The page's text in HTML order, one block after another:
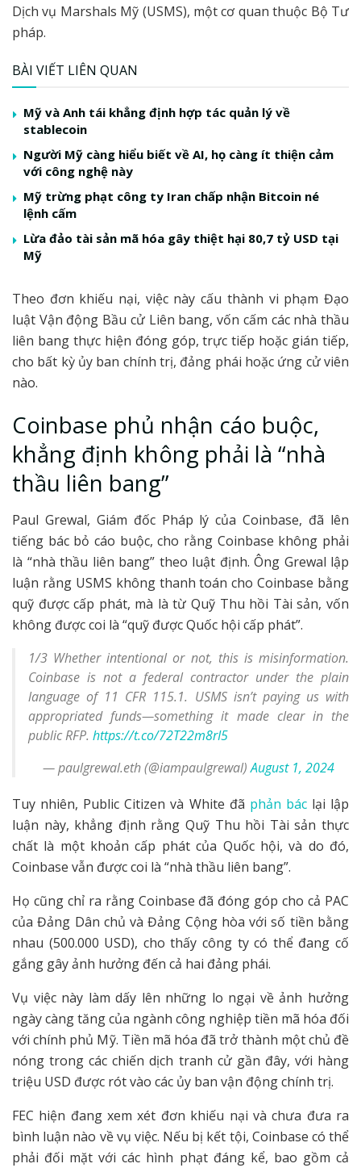
Dịch vụ Marshals Mỹ (USMS), một cơ quan thuộc Bộ Tư
pháp.
BÀI VIẾT LIÊN QUAN
Mỹ và Anh tái khẳng định hợp tác quản lý về
stablecoin
Người Mỹ càng hiểu biết về AI, họ càng ít thiện cảm
với công nghệ này
Mỹ trừng phạt công ty Iran chấp nhận Bitcoin né
lệnh cấm
Lừa đảo tài sản mã hóa gây thiệt hại 80,7 tỷ USD tại
Mỹ
Theo đơn khiếu nại, việc này cấu thành vi phạm Đạo
luật Vận động Bầu cử Liên bang, vốn cấm các nhà thầu
liên bang thực hiện đóng góp, trực tiếp hoặc gián tiếp,
cho bất kỳ ủy ban chính trị, đảng phái hoặc ứng cử viên
nào.
Coinbase phủ nhận cáo buộc,
khẳng định không phải là “nhà
thầu liên bang”
Paul Grewal, Giám đốc Pháp lý của Coinbase, đã lên
tiếng bác bỏ cáo buộc, cho rằng Coinbase không phải
là “nhà thầu liên bang” theo luật định. Ông Grewal lập
luận rằng USMS không thanh toán cho Coinbase bằng
quỹ được cấp phát, mà là từ Quỹ Thu hồi Tài sản, vốn
không được coi là “quỹ được Quốc hội cấp phát”.
1/3 Whether intentional or not, this is misinformation.
Coinbase is not a federal contractor under the plain
language of 11 CFR 115.1. USMS isn’t paying us with
appropriated funds—something it made clear in the
public RFP. https://t.co/72T22m8rI5
— paulgrewal.eth (@iampaulgrewal)August 1, 2024
Tuy nhiên, Public Citizen và White đã phản báclại lập
luận này, khẳng định rằng Quỹ Thu hồi Tài sản thực
chất là một khoản cấp phát của Quốc hội, và do đó,
Coinbase vẫn được coi là “nhà thầu liên bang”.
Họ cũng chỉ ra rằng Coinbase đã đóng góp cho cả PAC
của Đảng Dân chủ và Đảng Cộng hòa với số tiền bằng
nhau (500.000 USD), cho thấy công ty có thể đang cố
gắng gây ảnh hưởng đến cả hai đảng phái.
Vụ việc này làm dấy lên những lo ngại về ảnh hưởng
ngày càng tăng của ngành công nghiệp tiền mã hóa đối
với chính phủ Mỹ. Tiền mã hóa đã trở thành một chủ đề
nóng trong các chiến dịch tranh cử gần đây, với hàng
triệu USD được rót vào các ủy ban vận động chính trị.
FEC hiện đang xem xét đơn khiếu nại và chưa đưa ra
bình luận nào về vụ việc. Nếu bị kết tội, Coinbase có thể
phải đối mặt với các hình phạt đáng kể, bao gồm cả